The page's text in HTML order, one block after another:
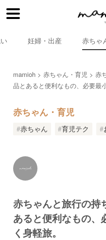
妊婦・出産 赤ちゃ
mamioh 赤ちゃん・育児
赤
品とあると便利なもの、必要最
赤ちゃん・育児
赤ちゃん 育児テク
赤ちゃんと旅行の持
あると便利なもの、
く身軽旅。